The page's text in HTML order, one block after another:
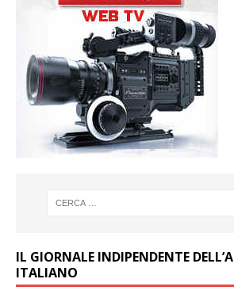
IL GIORNALE INDIPENDENTE
ITALIANO